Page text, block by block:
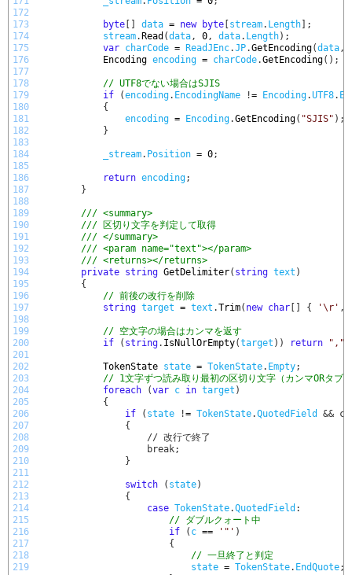
172
173
174
175
176
177
178
179
180
181
182
183
184
185
186
187
188
189
190
191
192
193
194
195
196
197
198
199
200
201
202
203
204
205
206
207
208
209
210
211
212
213
214
215
216
217
218
219
byte data = new byte stream. Length
;
stream. Read (data, 0, data. Length) ;
var charCode = ReadJEnc.JP.GetEncoding(data,
Encoding encoding = charCode.GetEncoding( ) ;
// UTF8でない場合はSJIS
if
(encoding. EncodingName != Encoding.UTF8.
{
encoding = Encoding.GetEncoding( "SJIS" ) ;
}
_stream. Position = 0;
return encoding;
}
/// <summary>
/// 区切り文字を判定して取得
/// </summary>
/// <param name="text"></param>
/// <returns></returns>
private string GetDelimiter( string text )
{
// 前後の改行を削除
string target = text .Trim( new char { '\r' ,
// 空文字の場合はカンマを返す
if
( string. IsNullOrEmpty(target ) ) return ","
TokenState state = TokenState. Empty;
// 1文字ずつ読み取り最初の区切り文字（カンマORタブ
foreach
(var c in target )
{
if
( state != TokenState.QuotedField
&&
{
// 改行で終了
break;
}
switch ( state)
{
case TokenState.QuotedField :
// ダブルクォート中
if
( c == '"' )
{
// 一旦終了と判定
state = TokenState. EndQuote;